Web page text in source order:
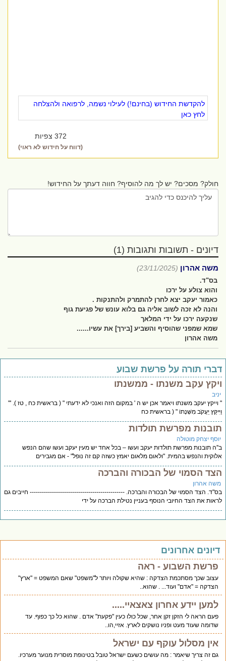
להקדשת החידוש (בחינם!) לעילוי נשמה, לרפואה ולהצלחה
לחץ כאן
372 צפיות
(דווח על חידוש לא ראוי)
חולק? מסכים? יש לך מה להוסיף? חווה דעתך על החידוש!
דיונים - תשובות ותגובות (1)
משה אהרון (23/11/2025)
בס"ד.
והוא צולע על ירכו
כאמור יעקב יצא לחרן להתמרק ולהתנקות .
והנה לא זכה לשוב אליה גם בלוא עונש של פגיעת גוף
שנקעה ירכו על ידי המלאך
שמא שמפני שהוסיף והשביע [בירך] את עשיו......
משה אהרון
תורה על פרשת שבוע
עקב משנתו - ממשנתו
יעקב משנתו ויאמר אכן יש ה ' במקום הזה ואנכי לא ידעתי " ( בראשית כח , טז ). '"
יַעֲקֹב מִשְּׁנָתוֹ " ( בראשית כח
מפרשת תולדות
יצחק מוטולה
תובנות מפרשת תולדות יעקב ועשו – בכל אחד יש מעין יעקב ועשו שהם הנפש
והנפש בהמית. "ולאום מלאום יאמץ כשזה קם זה נופל" - אם מגבירים
הסמוי של הבכורה והברכה
אהרון
הצד הסמוי של הבכורה והברכה. ----------------------------------------------- חייבים גם
את הצד החיובי הנוסף בעניין נטילת הברכה על ידי
אחרונים
פרשת השבוע - ראה
עצוב שכך מסתכמת הצדקה : שהיא שקולה ויותר ל"משפט" שאם המשפט = "ארץ"
הצדקה = "אדם" ועוד... . שהוא..
למען יידע אחרון צאצאיי.....
פעם הראה לי הזקן זקן אחר, שכל כולו כעין "פקעת" אדם . שהוא כל כך כפוף. עד
שדומה שעוד מעט ופניו נושקים לארץ. אזיי,הו..
אין מסלול עוקף עם ישראל
גם זה צריך שיאמר : מה עושים כשעם ישראל טובל בטינופת מוסרית מנוער מערכיו.